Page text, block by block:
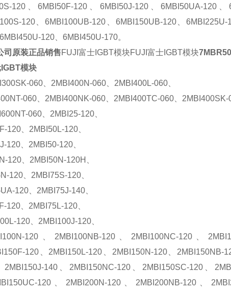
120、6MBI50F-120、6MBI50J-120、6MBI50UA-120、
120、6MBI100UB-120、6MBI150UB-120、
120、6MBI450U-170。
司原装正品销售FUJI富士IGBT模块FUJI富士IGBT模块
模块
060、2MBI400N-060、2MBI400L-060、
060、2MBI400NK-060、2MBI400TC-060、2MBI400SK-
060、2MBI25-120、
120、2MBI50L-120、
120、2MBI50-120、
120、2MBI50N-120H、
120、2MBI75S-120、
120、2MBI75J-140、
120、2MBI75L-120、
120、2MBI100J-120、
120、2MBI100NB-120、2MBI100NC-120、
120、2MBI150L-120、2MBI150N-120、2MBI150NB-
140、2MBI150NC-120、2MBI150SC-120、
120、2MBI200N-120、2MBI200NB-120、